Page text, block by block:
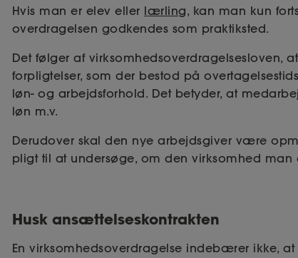
Hvis man er elev eller lærling, kan man kun
overdragelsen godkendes som praktiksted.
Det følger af virksomhedsoverdragelsesloven,
forpligtelser, som der bestod på
løn- og arbejdsforhold. Det betyder, at
løn m.v.
Derudover skal den nye arbejdsgiver være
pligt til at undersøge, om den virksomhed
Husk ansættelseskontrakten
En virksomhedsoverdragelse indebærer ikke,